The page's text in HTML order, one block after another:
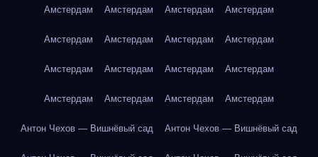
Амстердам Амстердам Амстердам Амстердам
Амстердам Амстердам Амстердам Амстердам
Амстердам Амстердам Амстердам Амстердам
Амстердам Амстердам Амстердам Амстердам
Антон Чехов — Вишнёвый сад Антон Чехов — Вишнёвый сад